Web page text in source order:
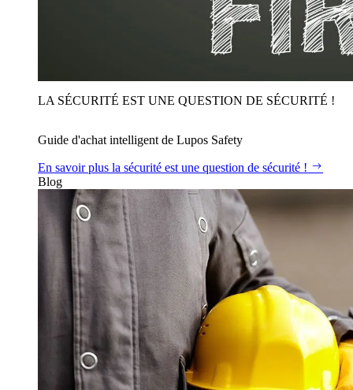
LA SÉCURITÉ EST UNE QUESTION DE SÉCURITÉ !
Guide d'achat intelligent de Lupos Safety
En savoir plus la sécurité est une question de sécurité !
Blog